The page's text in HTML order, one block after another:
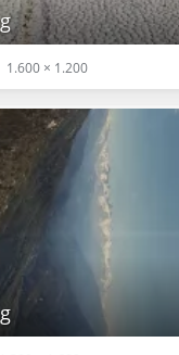
1.600 × 1.200